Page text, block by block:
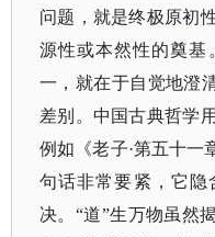
问题，就是终极原初
源性或本然性的奠基
一，就在于自觉地澄
差别。中国古典哲学
例如《老子·第五十一
句话非常要紧，它隐
决。“道”生万物虽然